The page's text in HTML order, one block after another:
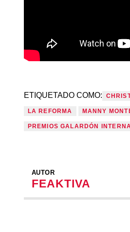
ETIQUETADO COMO:
LA REFORMA MANNY
PREMIOS GALARDÓN
AUTOR
FEAKTIVA